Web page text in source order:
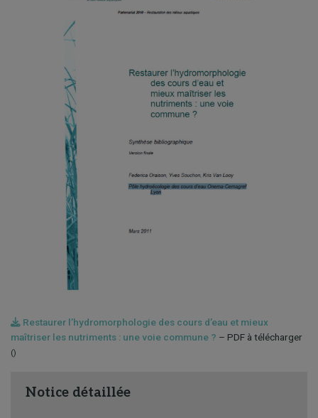
Restaurer l’hydromorphologie des cours d’eau et mieux
maîtriser les nutriments : une voie commune ? – PDF à télécharger
()
Notice détaillée